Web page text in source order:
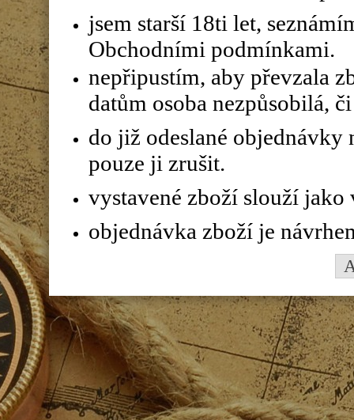
jsem starší 18ti let,
Obchodními podmínkami.
nepřipustím, aby převzala
datům osoba nezpůsobilá,
do již odeslané objednávky
pouze ji zrušit.
vystavené zboží slouží
objednávka zboží je